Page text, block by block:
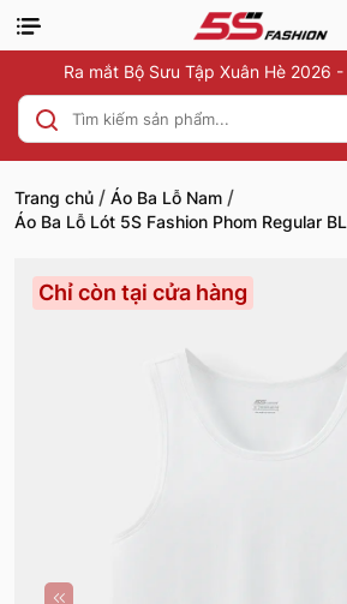
Ra mắt Bộ Sưu Tập Xuân Hè 2026
Trang chủ / Áo Ba Lỗ Nam /
Áo Ba Lỗ Lót 5S Fashion Phom Regular
Chỉ còn tại cửa hàng